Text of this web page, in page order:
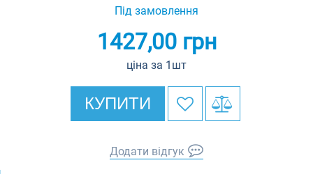
Під замовлення
1427,00грн
ціна за 1шт
КУПИТИ
Додати відгук